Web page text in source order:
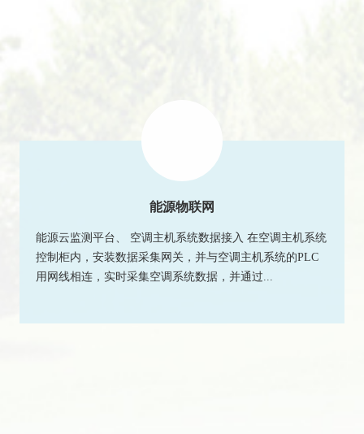
能源物联网
能源云监测平台、 空调主机系统数据接入 在空调主机系统
控制柜内，安装数据采集网关，并与空调主机系统的PLC
用网线相连，实时采集空调系统数据，并通过...